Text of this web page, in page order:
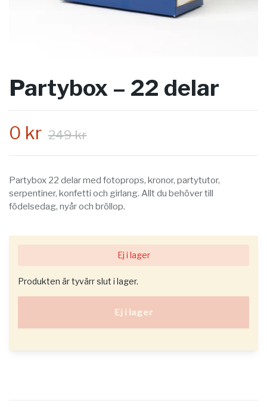
Partybox – 22 delar
0 kr 249 kr
Partybox 22 delar med fotoprops, kronor, partytutor,
serpentiner, konfetti och girlang. Allt du behöver till
födelsedag, nyår och bröllop.
Ej i lager
Produkten är tyvärr slut i lager.
Ej i lager